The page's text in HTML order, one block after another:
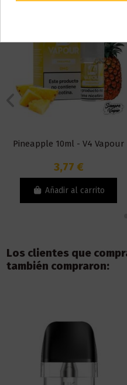
Pineapple 10ml - V4 Vapour
3,77 €
Añadir al carrito
Los clientes que
también compraron: